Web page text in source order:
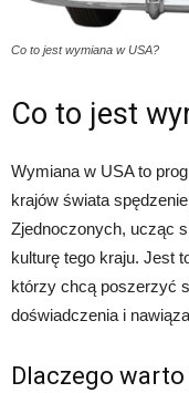
Co to jest wymiana w USA?
Co to jest
Wymiana w USA to
krajów świata
Zjednoczonych, ucząc
kulturę tego kraju. Jest
którzy chcą poszerzyć
doświadczenia i
Dlaczego